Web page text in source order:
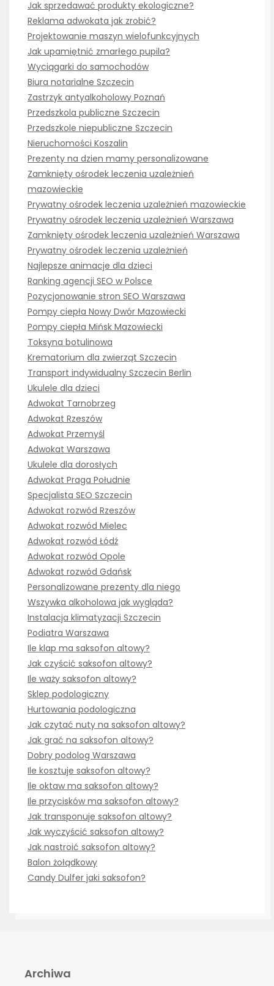
Jak sprzedawać produkty ekologiczne?
Reklama adwokata jak zrobić?
Projektowanie maszyn wielofunkcyjnych
Jak upamiętnić zmarłego pupila?
Wyciągarki do samochodów
Biura notarialne Szczecin
Zastrzyk antyalkoholowy Poznań
Przedszkola publiczne Szczecin
Przedszkole niepubliczne Szczecin
Nieruchomości Koszalin
Prezenty na dzien mamy personalizowane
Zamknięty ośrodek leczenia uzależnień
mazowieckie
Prywatny ośrodek leczenia uzależnień mazowieckie
Prywatny ośrodek leczenia uzależnień Warszawa
Zamknięty ośrodek leczenia uzależnień Warszawa
Prywatny ośrodek leczenia uzależnień
Najlepsze animacje dla dzieci
Ranking agencji SEO w Polsce
Pozycjonowanie stron SEO Warszawa
Pompy ciepła Nowy Dwór Mazowiecki
Pompy ciepła Mińsk Mazowiecki
Toksyna botulinowa
Krematorium dla zwierząt Szczecin
Transport indywidualny Szczecin Berlin
Ukulele dla dzieci
Adwokat Tarnobrzeg
Adwokat Rzeszów
Adwokat Przemyśl
Adwokat Warszawa
Ukulele dla dorosłych
Adwokat Praga Południe
Specjalista SEO Szczecin
Adwokat rozwód Rzeszów
Adwokat rozwód Mielec
Adwokat rozwód Łódź
Adwokat rozwód Opole
Adwokat rozwód Gdańsk
Personalizowane prezenty dla niego
Wszywka alkoholowa jak wygląda?
Instalacja klimatyzacji Szczecin
Podiatra Warszawa
Ile klap ma saksofon altowy?
Jak czyścić saksofon altowy?
Ile waży saksofon altowy?
Sklep podologiczny
Hurtowania podologiczna
Jak czytać nuty na saksofon altowy?
Jak grać na saksofon altowy?
Dobry podolog Warszawa
Ile kosztuje saksofon altowy?
Ile oktaw ma saksofon altowy?
Ile przycisków ma saksofon altowy?
Jak transponuje saksofon altowy?
Jak wyczyścić saksofon altowy?
Jak nastroić saksofon altowy?
Balon żołądkowy
Candy Dulfer jaki saksofon?
Archiwa